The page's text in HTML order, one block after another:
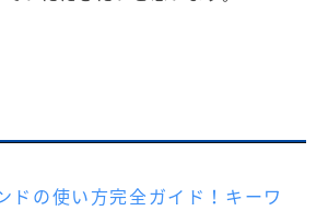
ドの使い方完全ガイド！キーワ